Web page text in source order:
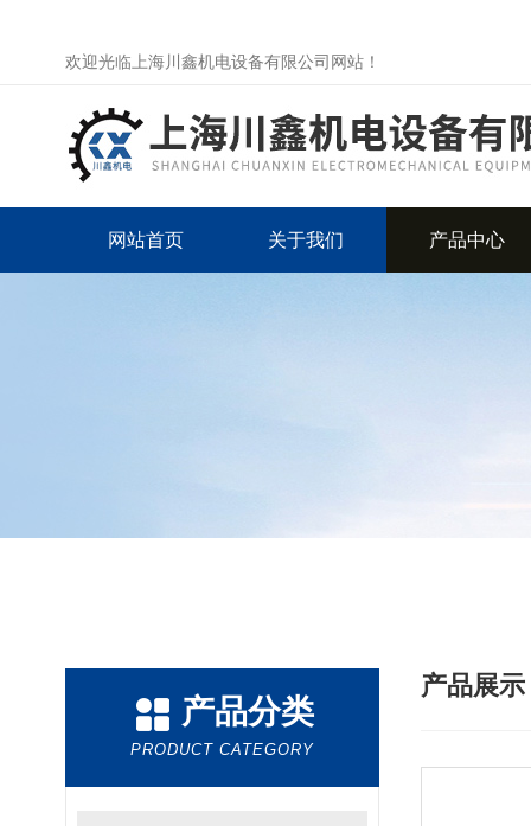
欢迎光临上海川鑫机电设备有限公司网站！
网站首页 关于我们 产品中心
产品分类
PRODUCT CATEGORY
产品展示